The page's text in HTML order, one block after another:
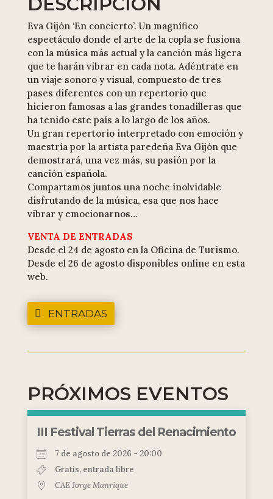
Eva Gijón ‘En concierto’. Un magnífico
espectáculo donde el arte de la copla se fusiona
con la música más actual y la canción más ligera
que te harán vibrar en cada nota. Adéntrate en
un viaje sonoro y visual, compuesto de tres
pases diferentes con un repertorio que
hicieron famosas a las grandes tonadilleras que
ha tenido este país a lo largo de los años.
Un gran repertorio interpretado con emoción y
maestría por la artista paredeña Eva Gijón que
demostrará, una vez más, su pasión por la
canción española.
Compartamos juntos una noche inolvidable
disfrutando de la música, esa que nos hace
vibrar y emocionarnos…
VENTA DE ENTRADAS
Desde el 24 de agosto en la Oficina de Turismo.
Desde el 26 de agosto disponibles online en esta
web.
ENTRADAS
PRÓXIMOS EVENTOS
III Festival Tierras del Renacimiento
7 de agosto de 2026 - 20:00
Gratis, entrada libre
CAE Jorge Manrique